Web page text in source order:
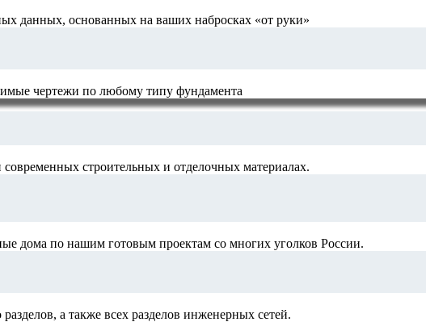
данных, основанных на ваших набросках «от руки»
чертежи по любому типу фундамента
современных строительных и отделочных материалах.
дома по нашим готовым проектам со многих уголков России.
а также всех разделов инженерных сетей.